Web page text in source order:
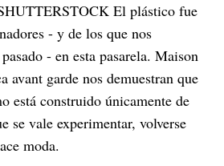
El plástico fue
- y de los que nos
- en esta pasarela. Maison
avant garde nos demuestran que
está construido únicamente de
se vale experimentar, volverse
moda.